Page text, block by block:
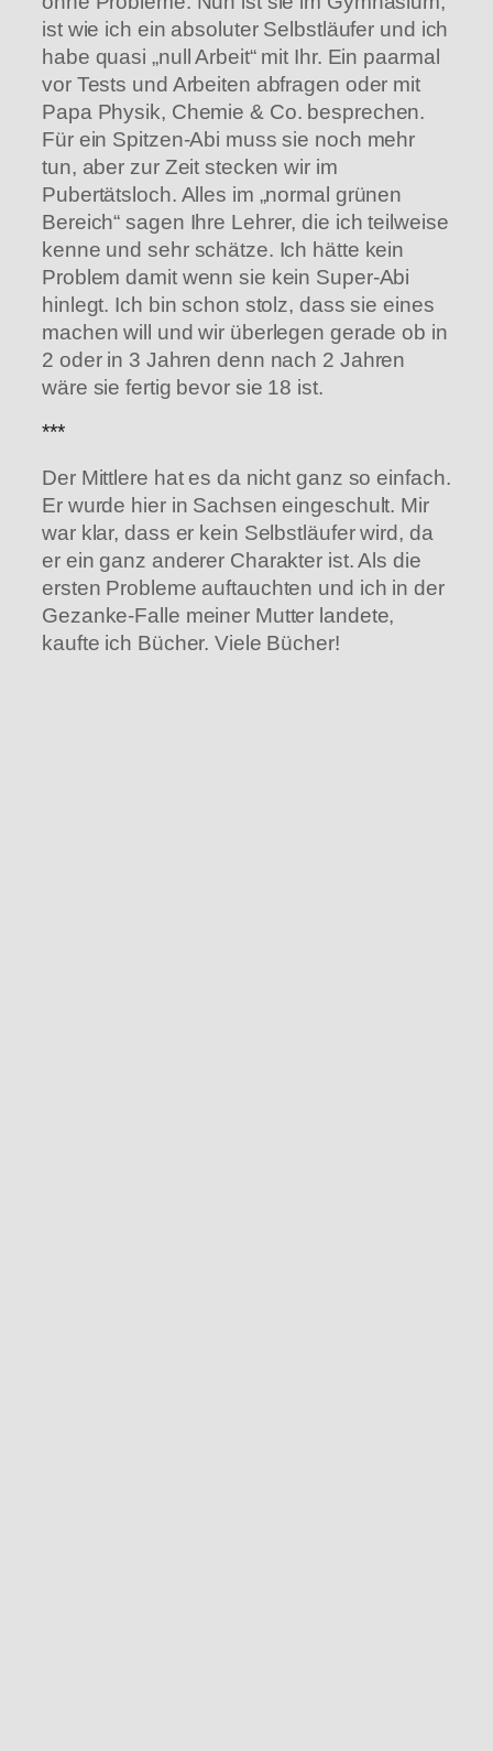
ist wie ich ein absoluter Selbstläufer und ich
habe quasi „null Arbeit“ mit Ihr. Ein paarmal
vor Tests und Arbeiten abfragen oder mit
Papa Physik, Chemie & Co. besprechen.
Für ein Spitzen-Abi muss sie noch mehr
tun, aber zur Zeit stecken wir im
Pubertätsloch. Alles im „normal grünen
Bereich“ sagen Ihre Lehrer, die ich teilweise
kenne und sehr schätze. Ich hätte kein
Problem damit wenn sie kein Super-Abi
hinlegt. Ich bin schon stolz, dass sie eines
machen will und wir überlegen gerade ob in
2 oder in 3 Jahren denn nach 2 Jahren
wäre sie fertig bevor sie 18 ist.
***
Der Mittlere hat es da nicht ganz so einfach.
Er wurde hier in Sachsen eingeschult. Mir
war klar, dass er kein Selbstläufer wird, da
er ein ganz anderer Charakter ist. Als die
ersten Probleme auftauchten und ich in der
Gezanke-Falle meiner Mutter landete,
kaufte ich Bücher. Viele Bücher!